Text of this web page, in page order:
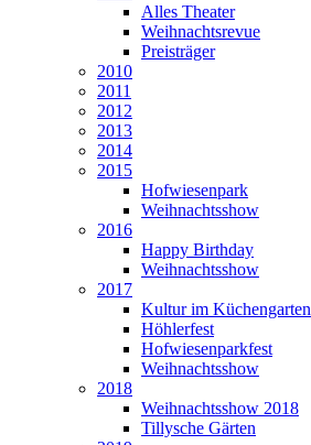
Alles Theater
Weihnachtsrevue
Preisträger
2010
2011
2012
2013
2014
2015
Hofwiesenpark
Weihnachtsshow
2016
Happy Birthday
Weihnachtsshow
2017
Kultur im Küchengarten
Höhlerfest
Hofwiesenparkfest
Weihnachtsshow
2018
Weihnachtsshow 2018
Tillysche Gärten